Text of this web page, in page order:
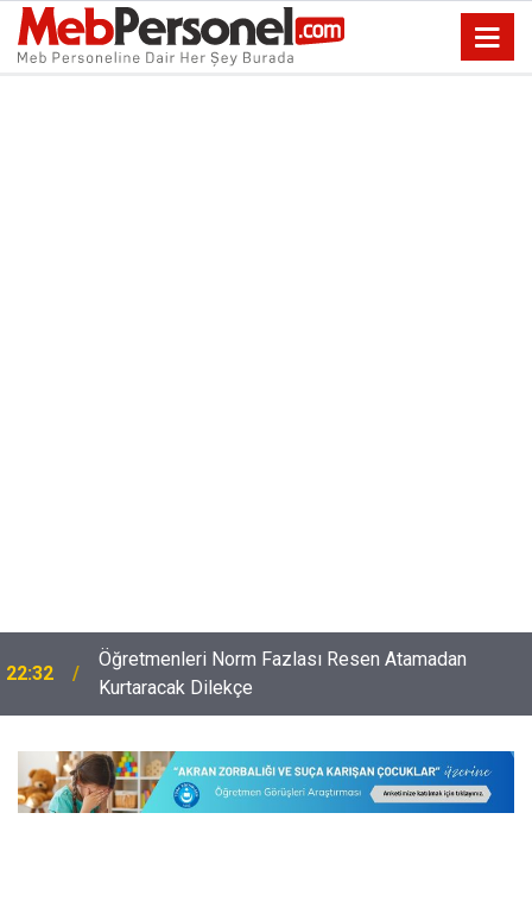
22:32
Öğretmenleri Norm Fazlası Resen Atamadan
Kurtaracak Dilekçe